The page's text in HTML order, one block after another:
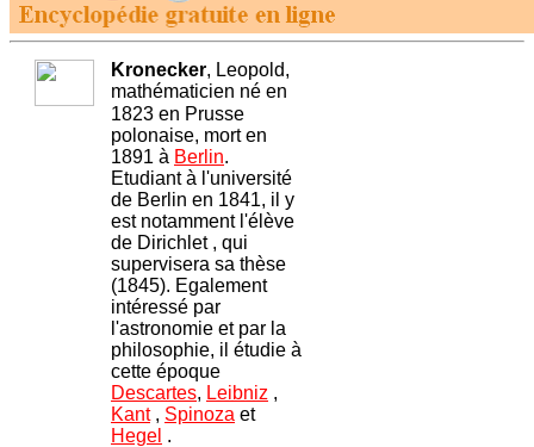
Kronecker, Leopold,
mathématicien né en
1823 en Prusse
polonaise, mort en
1891 à Berlin.
Etudiant à l'université
de Berlin en 1841, il y
est notamment l'élève
de Dirichlet , qui
supervisera sa thèse
(1845). Egalement
intéressé par
l'astronomie et par la
philosophie, il étudie à
cette époque
Descartes, Leibniz ,
Kant, Spinoza et
Hegel .